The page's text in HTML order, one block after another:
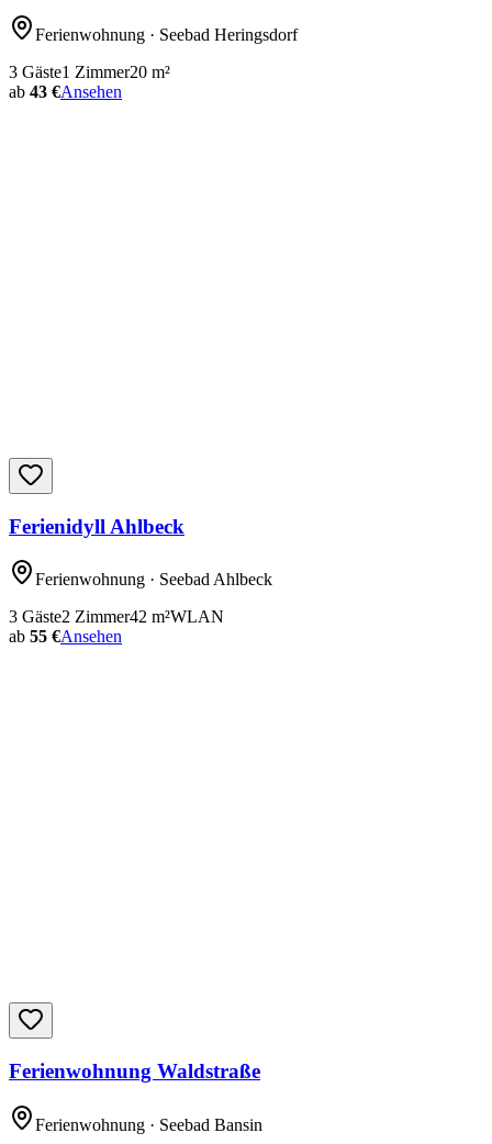
Ferienwohnung · Seebad Heringsdorf
3 Gäste1 Zimmer20 m²
ab 43 €Ansehen
Ferienidyll Ahlbeck
Ferienwohnung · Seebad Ahlbeck
3 Gäste2 Zimmer42 m²WLAN
ab 55 €Ansehen
Ferienwohnung Waldstraße
Ferienwohnung · Seebad Bansin